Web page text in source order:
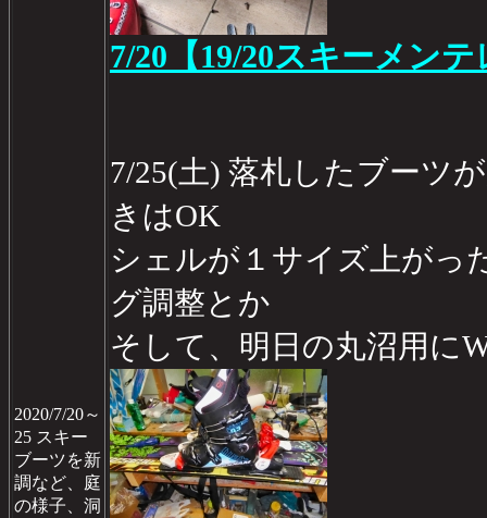
2020/7/20～
25 スキー
ブーツを新
調など、庭
の様子、洞
7/20【19/20スキーメンテ
7/25(土) 落札したブーツ
きはOK
シェルが１サイズ上がっ
グ調整とか
そして、明日の丸沼用に